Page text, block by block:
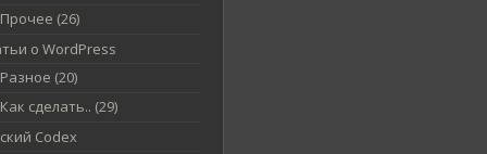
Прочее (26)
о WordPress
Разное (20)
Как сделать.. (29)
Codex